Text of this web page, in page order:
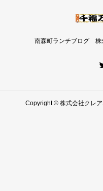
南森町ランチブログ 株
Copyright © 株式会社クレ